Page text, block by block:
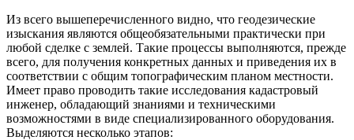
Из всего вышеперечисленного видно, что геодезические
изыскания являются общеобязательными практически при
любой сделке с землей. Такие процессы выполняются, прежде
всего, для получения конкретных данных и приведения их в
соответствии с общим топографическим планом местности.
Имеет право проводить такие исследования кадастровый
инженер, обладающий знаниями и техническими
возможностями в виде специализированного оборудования.
Выделяются несколько этапов: